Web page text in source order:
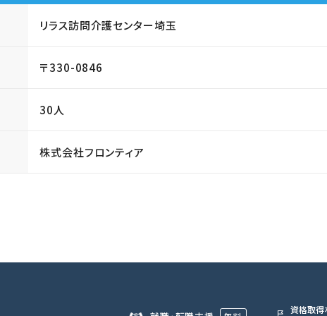
リラス訪問介護センター埼玉
〒330-0846
30人
株式会社フロンティア
資格取得